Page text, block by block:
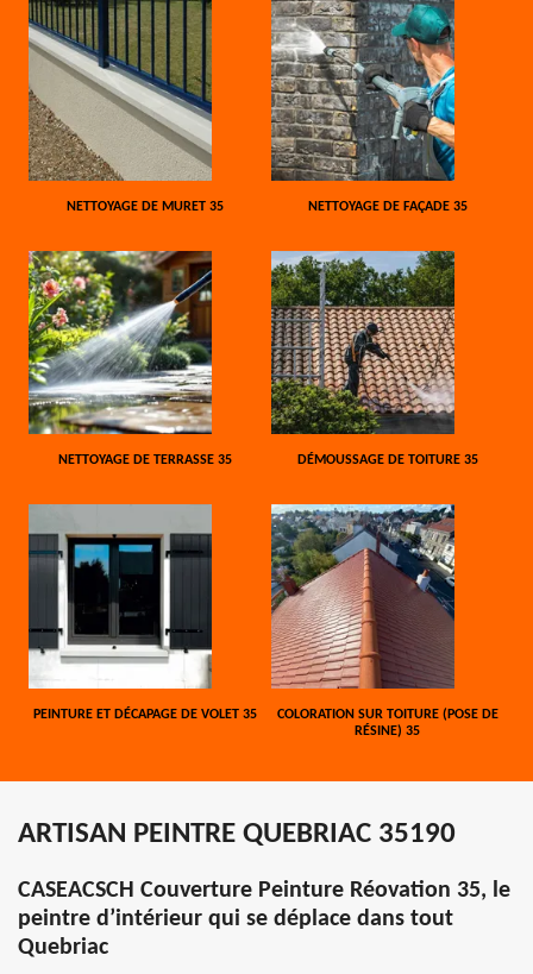
NETTOYAGE DE MURET 35 NETTOYAGE DE FAÇADE 35
NETTOYAGE DE TERRASSE 35 DÉMOUSSAGE DE TOITURE 35
PEINTURE ET DÉCAPAGE DE VOLET 35
COLORATION SUR TOITURE (POSE DE
RÉSINE) 35
ARTISAN PEINTRE QUEBRIAC 35190
CASEACSCH Couverture Peinture Réovation 35, le
peintre d’intérieur qui se déplace dans tout
Quebriac